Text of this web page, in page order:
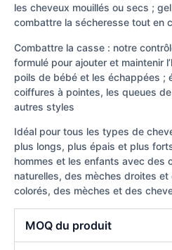
les cheveux mouillés ou secs ;
combattre la sécheresse tout en
Combattre la casse : notre
formulé pour ajouter et maintenir
poils de bébé et les échappées ;
coiffures à pointes, les queues
autres styles
Idéal pour tous les types de
plus longs, plus épais et plus
hommes et les enfants avec des
naturelles, des mèches droites
colorés, des mèches et des
MOQ du produit